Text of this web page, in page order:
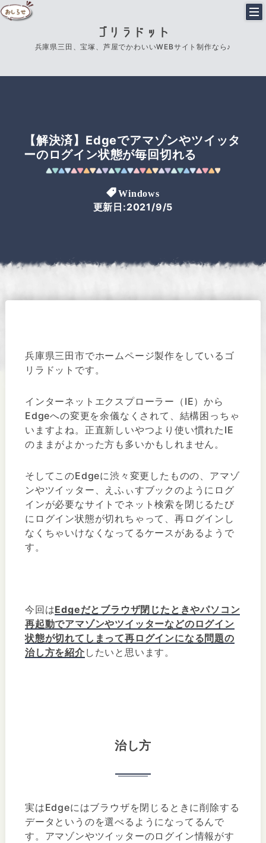
ゴリラドット
兵庫県三田、宝塚、芦屋でかわいいWEBサイト制作なら♪
【解決済】Edgeでアマゾンやツイッタ
ーのログイン状態が毎回切れる
Windows
更新日:2021/9/5
兵庫県三田市でホームページ製作をしているゴ
リラドットです。
インターネットエクスプローラー（IE）から
Edgeへの変更を余儀なくされて、結構困っちゃ
いますよね。正直新しいやつより使い慣れたIE
のままがよかった方も多いかもしれません。
そしてこのEdgeに渋々変更したものの、アマゾ
ンやツイッター、えふぃすブックのようにログ
インが必要なサイトでネット検索を閉じるたび
にログイン状態が切れちゃって、再ログインし
なくちゃいけなくなってるケースがあるようで
す。
今回はEdgeだとブラウザ閉じたときやパソコン
再起動でアマゾンやツイッターなどのログイン
状態が切れてしまって再ログインになる問題の
治し方を紹介 したいと思います。
治し方
実はEdgeにはブラウザを閉じるときに削除する
データというのを選べるようになってるんで
す。アマゾンやツイッターのログイン情報がす